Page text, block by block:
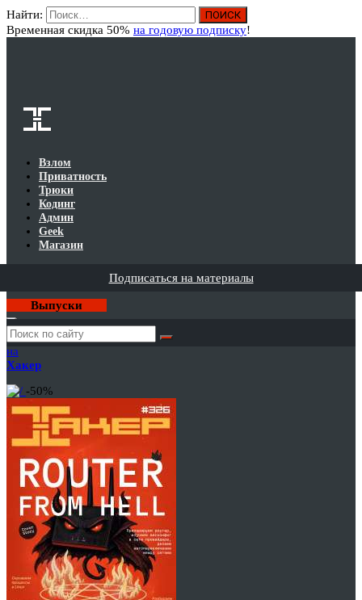
Найти:
Временная скидка 50% на годовую подписку!
Взлом
Приватность
Трюки
Кодинг
Админ
Geek
Магазин
Подписаться на материалы
Выпуски
Годовая
подписка
на
Хакер
-50%